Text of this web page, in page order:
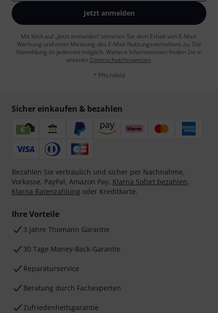
Jetzt anmelden
Mit Klick auf „Jetzt anmelden“ stimmen Sie dem Erhalt von E-Mail-
Werbung und einer Messung des E-Mail-Nutzungsverhaltens zu. Die
Abmeldung ist jederzeit möglich. Weitere Informationen finden Sie in
unseren Datenschutzhinweisen.
* Pflichtfeld
Sicher einkaufen & bezahlen
Bezahlen Sie vertraulich und sicher per Nachnahme,
Vorkasse, PayPal, Amazon Pay, Klarna Sofort bezahlen,
Klarna Ratenzahlung oder Kreditkarte.
Ihre Vorteile
3 Jahre Thomann Garantie
30 Tage Money-Back-Garantie
Reparaturservice
Beratung durch Fachexperten
Zufriedenheitsgarantie